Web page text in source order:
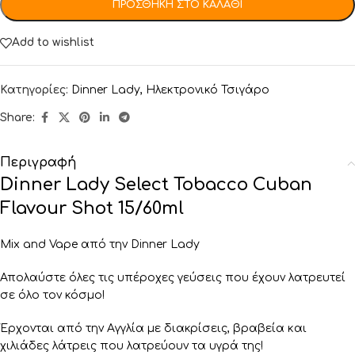
ΠΡΟΣΘΉΚΗ ΣΤΟ ΚΑΛΆΘΙ
Add to wishlist
Κατηγορίες: Dinner Lady, Ηλεκτρονικό Τσιγάρο
Share:
Περιγραφή
Dinner Lady Select Tobacco Cuban
Flavour Shot 15/60ml
Mix and Vape από την Dinner Lady
Απολαύστε όλες τις υπέροχες γεύσεις που έχουν λατρευτεί
σε όλο τον κόσμο!
Έρχονται από την Αγγλία με διακρίσεις, βραβεία και
χιλιάδες λάτρεις που λατρεύουν τα υγρά της!